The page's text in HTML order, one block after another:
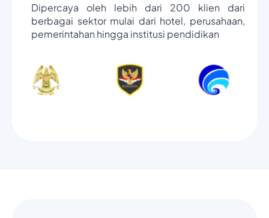
Dipercaya oleh lebih dari 200 klien dari
berbagai sektor mulai dari hotel, perusahaan,
pemerintahan hingga institusi pendidikan